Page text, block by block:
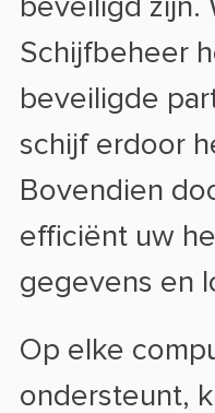
beveiligd zijn.
Schijfbeheer
beveiligde
schijf erdoor
Bovendien
efficiënt uw
gegevens en
Op elke
ondersteunt,